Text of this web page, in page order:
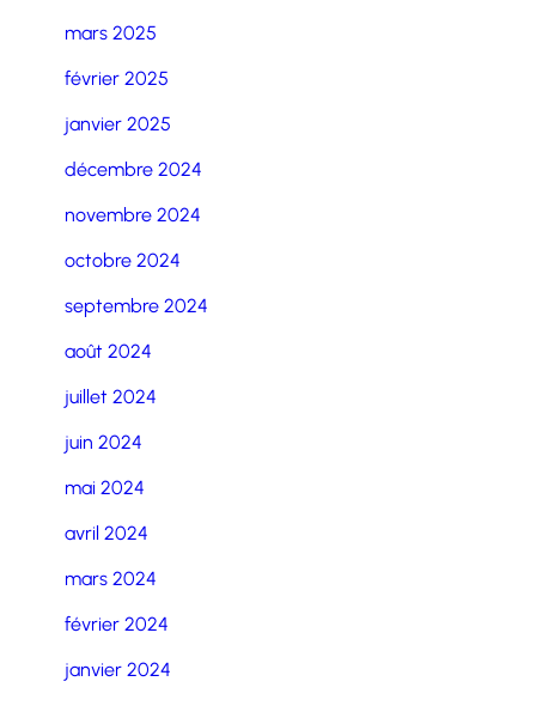
mars 2025
février 2025
janvier 2025
décembre 2024
novembre 2024
octobre 2024
septembre 2024
août 2024
juillet 2024
juin 2024
mai 2024
avril 2024
mars 2024
février 2024
janvier 2024